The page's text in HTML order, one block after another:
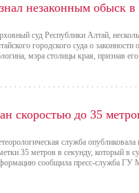
незаконным обыск в
суд Республики Алтай,
городского суда о
мэра столицы края, признав
скоростью до 35
служба
35 метров в секунду, который в
сообщила пресс-служба ГУ